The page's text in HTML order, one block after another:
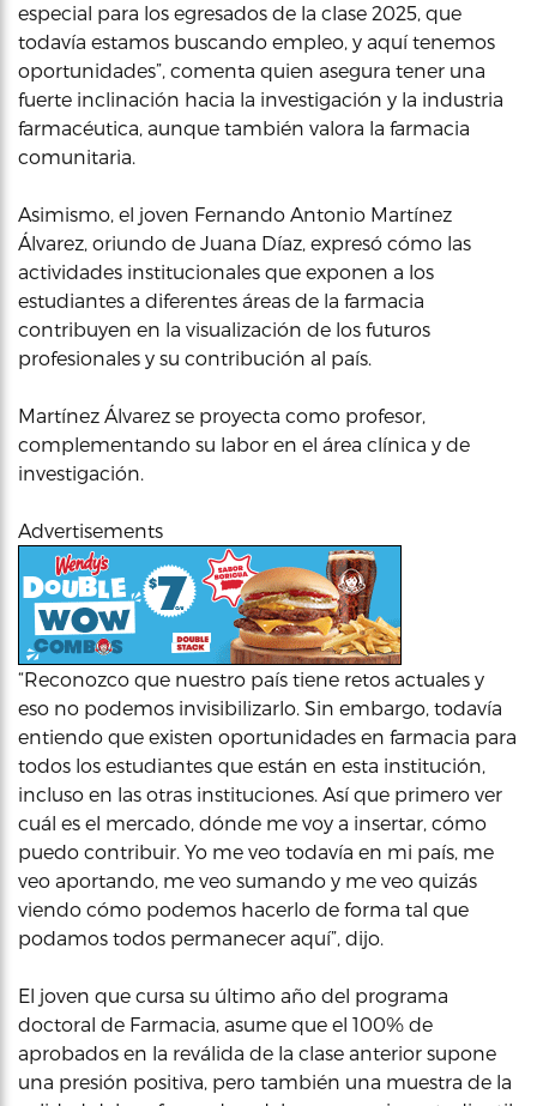
especial para los egresados de la clase 2025, que
todavía estamos buscando empleo, y aquí tenemos
oportunidades”, comenta quien asegura tener una
fuerte inclinación hacia la investigación y la industria
farmacéutica, aunque también valora la farmacia
comunitaria.
Asimismo, el joven Fernando Antonio Martínez
Álvarez, oriundo de Juana Díaz, expresó cómo las
actividades institucionales que exponen a los
estudiantes a diferentes áreas de la farmacia
contribuyen en la visualización de los futuros
profesionales y su contribución al país.
Martínez Álvarez se proyecta como profesor,
complementando su labor en el área clínica y de
investigación.
Advertisements
“Reconozco que nuestro país tiene retos actuales y
eso no podemos invisibilizarlo. Sin embargo, todavía
entiendo que existen oportunidades en farmacia para
todos los estudiantes que están en esta institución,
incluso en las otras instituciones. Así que primero ver
cuál es el mercado, dónde me voy a insertar, cómo
puedo contribuir. Yo me veo todavía en mi país, me
veo aportando, me veo sumando y me veo quizás
viendo cómo podemos hacerlo de forma tal que
podamos todos permanecer aquí”, dijo.
El joven que cursa su último año del programa
doctoral de Farmacia, asume que el 100% de
aprobados en la reválida de la clase anterior supone
una presión positiva, pero también una muestra de la